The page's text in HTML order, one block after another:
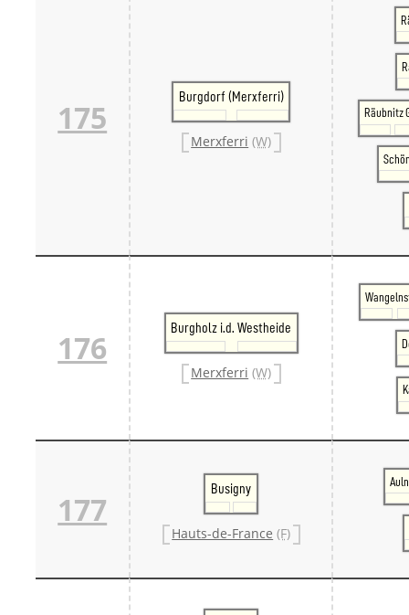
175
Burgdorf (Merxferri)
Merxferri (W)
Räubnitz
176
Burgholz i.d. Westheide
Merxferri (W)
177
Busigny
Hauts-de-France (F)